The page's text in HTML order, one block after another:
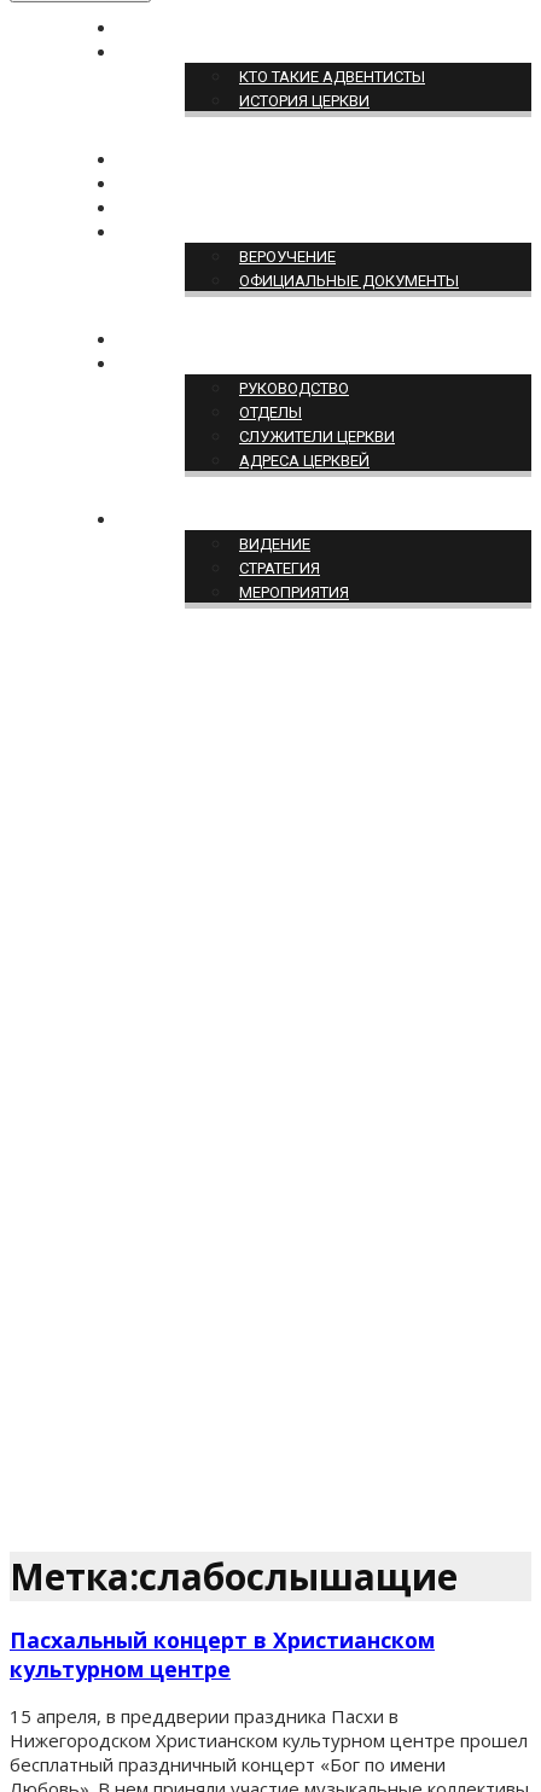
КТО ТАКИЕ АДВЕНТИСТЫ
ИСТОРИЯ ЦЕРКВИ
ВЕРОУЧЕНИЕ
ОФИЦИАЛЬНЫЕ ДОКУМЕНТЫ
РУКОВОДСТВО
ОТДЕЛЫ
СЛУЖИТЕЛИ ЦЕРКВИ
АДРЕСА ЦЕРКВЕЙ
ВИДЕНИЕ
СТРАТЕГИЯ
МЕРОПРИЯТИЯ
Метка:слабослышащие
Пасхальный концерт в Христианском
культурном центре
15 апреля, в преддверии праздника Пасхи в
Нижегородском Христианском культурном центре прошел
бесплатный праздничный концерт «Бог по имени